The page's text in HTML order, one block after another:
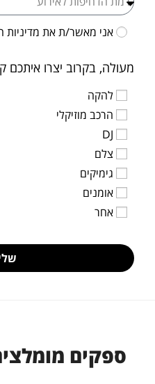
אני מאשר/ת את מדיניות
מעולה, בקרוב יצרו
להקה
הרכב מוזיקלי
DJ
צלם
גימיקים
אומנים
אחר
ספקים